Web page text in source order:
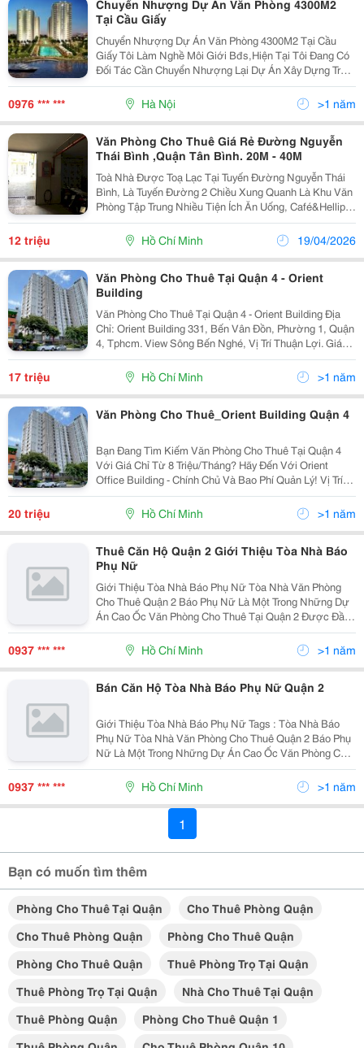
Chuyển Nhượng Dự Án Văn Phòng 4300M2
Tại Cầu Giấy
Chuyển Nhượng Dự Án Văn Phòng 4300M2 Tại Cầu
Giấy Tôi Làm Nghề Môi Giới Bđs,Hiện Tại Tôi Đang Có
Đối Tác Cần Chuyển Nhượng Lại Dự Án Xây Dựng Trụ
Sở Làm Việc Và Văn Phòng Cho Thuê Tại Quận Cầu
Giấy-Hà Nội:tổng Diện Tích Mặt Bằng 4331M2,Giấy Phé
0976 *** *** Hà Nội >1 năm
Văn Phòng Cho Thuê Giá Rẻ Đường Nguyễn
Thái Bình ,Quận Tân Bình. 20M - 40M
Toà Nhà Được Toạ Lạc Tại Tuyến Đường Nguyễn Thái
Bình, Là Tuyến Đường 2 Chiều Xung Quanh Là Khu Văn
Phòng Tập Trung Nhiều Tiện Ích Ăn Uống, Café&Hellip;
Văn Phòng Cho Thuê Tại Quận Tân Bình Còn Là Nơi Rất
Thích Hợp Để Quý Doanh Nghiệp Trong Và Ngoài
12 triệu Hồ Chí Minh 19/04/2026
Văn Phòng Cho Thuê Tại Quận 4 - Orient
Building
Văn Phòng Cho Thuê Tại Quận 4 - Orient Building Địa
Chỉ: Orient Building 331, Bến Vân Đồn, Phường 1, Quận
4, Tphcm. View Sông Bến Nghé, Vị Trí Thuận Lợi. Giá
Thuê Hấp Dẫn: - Phòng 30M2: 17 Triệu / Tháng. - Phòng
75M2: 37 Triệu /...
17 triệu Hồ Chí Minh >1 năm
Văn Phòng Cho Thuê_Orient Building Quận 4
Bạn Đang Tìm Kiếm Văn Phòng Cho Thuê Tại Quận 4
Với Giá Chỉ Từ 8 Triệu/Tháng? Hãy Đến Với Orient
Office Building - Chính Chủ Và Bao Phí Quản Lý! Vị Trí:
Orient Building 331, Bến Vân Đồn, Phường 1, Quận 4,
Tphcm, Với Tầng 2 Hướng View Sông Bến Nghé...
20 triệu Hồ Chí Minh >1 năm
Thuê Căn Hộ Quận 2 Giới Thiệu Tòa Nhà Báo
Phụ Nữ
Giới Thiệu Tòa Nhà Báo Phụ Nữ Tòa Nhà Văn Phòng
Cho Thuê Quận 2 Báo Phụ Nữ Là Một Trong Những Dự
Án Cao Ốc Văn Phòng Cho Thuê Tại Quận 2 Được Đầu
Tư &Amp; Xây Dựng Bởi Toà Soạn Báo Phụ Nữ Thành
Phố Hồ Chí Minh. Cao Ốc Văn Phòng Báo Phụ Nữ Toạ
0937 *** *** Hồ Chí Minh >1 năm
Bán Căn Hộ Tòa Nhà Báo Phụ Nữ Quận 2
Giới Thiệu Tòa Nhà Báo Phụ Nữ Tags : Tòa Nhà Báo
Phụ Nữ Tòa Nhà Văn Phòng Cho Thuê Quận 2 Báo Phụ
Nữ Là Một Trong Những Dự Án Cao Ốc Văn Phòng Cho
Thuê Tại Quận 2 Được Đầu Tư &Amp; Xây Dựng Bởi
Toà Soạn Báo Phụ Nữ Thành Phố Hồ Chí Minh. Cao
0937 *** *** Hồ Chí Minh >1 năm
1
Bạn có muốn tìm thêm
Phòng Cho Thuê Tại Quận
Cho Thuê Phòng Quận
Cho Thuê Phòng Quận
Phòng Cho Thuê Quận
Phòng Cho Thuê Quận
Thuê Phòng Trọ Tại Quận
Thuê Phòng Trọ Tại Quận
Nhà Cho Thuê Tại Quận
Thuê Phòng Quận
Phòng Cho Thuê Quận 1